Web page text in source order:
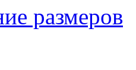
размеров